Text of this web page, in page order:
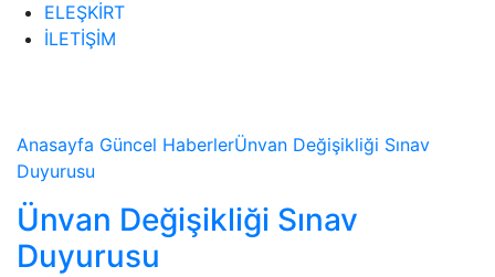
ELEŞKİRT
İLETİŞİM
Anasayfa Güncel HaberlerÜnvan Değişikliği Sınav
Duyurusu
Ünvan Değişikliği Sınav
Duyurusu